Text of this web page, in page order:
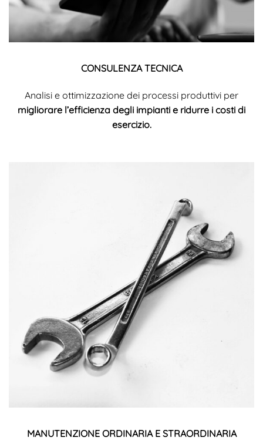
CONSULENZA TECNICA
Analisi e ottimizzazione dei processi produttivi per
migliorare l’efficienza degli impianti e ridurre i costi di
esercizio.
MANUTENZIONE ORDINARIA E STRAORDINARIA